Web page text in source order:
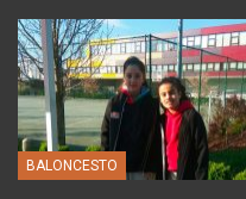
BALONCESTO